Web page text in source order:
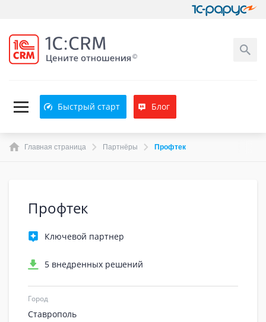
Быстрый старт Блог
Главная страница Партнёры Профтек
Профтек
Ключевой партнер
5 внедренных решений
Город
Ставрополь